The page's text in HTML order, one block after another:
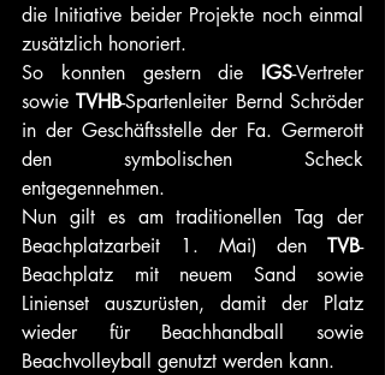
die Initiative beider Projekte noch einmal
zusätzlich honoriert.
So konnten gestern die IGS-Vertreter
sowie TVHB-Spartenleiter Bernd Schröder
in der Geschäftsstelle der Fa. Germerott
den symbolischen Scheck
entgegennehmen.
Nun gilt es am traditionellen Tag der
Beachplatzarbeit 1. Mai) den TVB-
Beachplatz mit neuem Sand sowie
Linienset auszurüsten, damit der Platz
wieder für Beachhandball sowie
Beachvolleyball genutzt werden kann.